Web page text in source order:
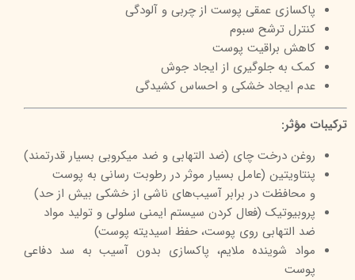
پاکسازی عمقی پوست از چربی و آلودگی
کنترل ترشح سبوم
کاهش براقیت پوست
کمک به جلوگیری از ایجاد جوش
عدم ایجاد خشکی و احساس کشیدگی
ترکیبات مؤثر:
روغن درخت چای (ضد التهابی و ضد میکروبی بسیار قدرتمند)
پنتاویتین (عامل بسیار موثر در رطوبت رسانی به پوست
و محافظت در برابر آسیب‌های ناشی از خشکی بیش از حد)
پروبیوتیک‌ (فعال کردن سیستم ایمنی سلولی و تولید مواد
ضد التهابی روی پوست، حفظ اسیدیته پوست)
مواد شوینده ملایم، پاکسازی بدون آسیب به سد دفاعی
پوست